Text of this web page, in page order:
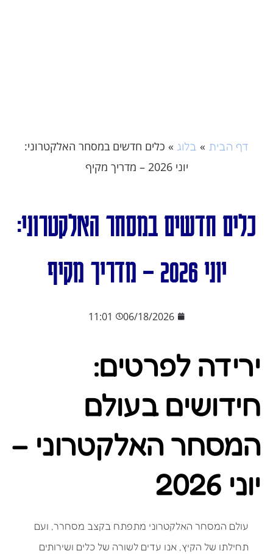
דף הבית » בלוג » כלים חדשים במסחר האלקטרוני:
יוני 2026 – מדריך מקיף
כלים חדשים במסחר האלקטרוני:
יוני 2026 – מדריך מקיף
06/18/2026
11:01
ירידה לפרטים:
חידושים בעולם
המסחר האלקטרוני –
יוני 2026
עולם המסחר האלקטרוני מתפתח בקצב מסחרר, ועם
תחילתו של הקיץ, אנו עדים לשורה של כלים ושירותים